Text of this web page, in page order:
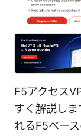
F5アクセス
すく解説し
れるF5ベー